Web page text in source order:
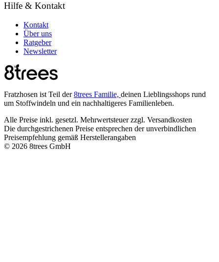
Hilfe & Kontakt
Kontakt
Über uns
Ratgeber
Newsletter
Fratzhosen ist Teil der8trees Familie, deinen Lieblingsshops rund
um Stoffwindeln und ein nachhaltigeres Familienleben.
Alle Preise inkl. gesetzl. Mehrwertsteuer zzgl. Versandkosten
Die durchgestrichenen Preise entsprechen der unverbindlichen
Preisempfehlung gemäß Herstellerangaben
© 2026 8trees GmbH